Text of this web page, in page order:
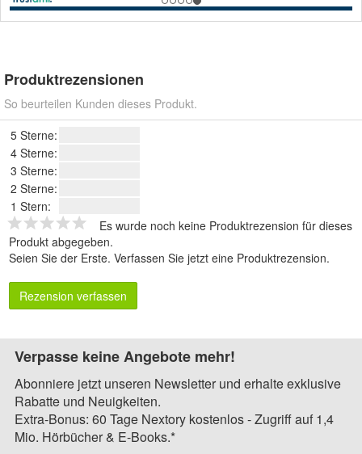
Produktrezensionen
So beurteilen Kunden dieses Produkt.
5 Sterne:
4 Sterne:
3 Sterne:
2 Sterne:
1 Stern:
Es wurde noch keine Produktrezension für dieses
Produkt abgegeben.
Seien Sie der Erste. Verfassen Sie jetzt eine Produktrezension.
Rezension verfassen
Verpasse keine Angebote mehr!
Abonniere jetzt unseren Newsletter und erhalte exklusive
Rabatte und Neuigkeiten.
Extra-Bonus: 60 Tage Nextory kostenlos - Zugriff auf 1,4
Mio. Hörbücher & E-Books.*